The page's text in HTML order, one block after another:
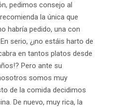
pedimos consejo al
la única que
habría pedido, una con
serio, ¿¡no estáis harto de
en tantos platos desde
Pero ante su
somos muy
de la comida decidimos
De nuevo, muy rica, la